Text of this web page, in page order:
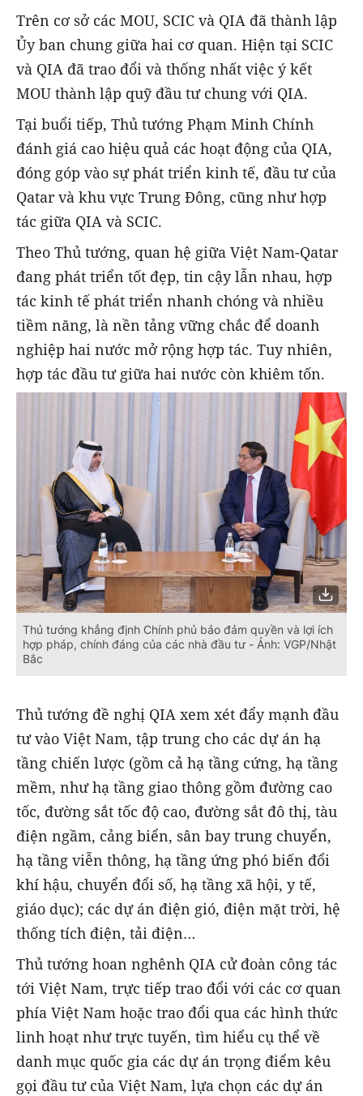
Trên cơ sở các MOU, SCIC và QIA đã thành lập
Ủy ban chung giữa hai cơ quan. Hiện tại SCIC
và QIA đã trao đổi và thống nhất việc ý kết
MOU thành lập quỹ đầu tư chung với QIA.
Tại buổi tiếp, Thủ tướng Phạm Minh Chính
đánh giá cao hiệu quả các hoạt động của QIA,
đóng góp vào sự phát triển kinh tế, đầu tư của
Qatar và khu vực Trung Đông, cũng như hợp
tác giữa QIA và SCIC.
Theo Thủ tướng, quan hệ giữa Việt Nam-Qatar
đang phát triển tốt đẹp, tin cậy lẫn nhau, hợp
tác kinh tế phát triển nhanh chóng và nhiều
tiềm năng, là nền tảng vững chắc để doanh
nghiệp hai nước mở rộng hợp tác. Tuy nhiên,
hợp tác đầu tư giữa hai nước còn khiêm tốn.
Thủ tướng khẳng định Chính phủ bảo đảm quyền và lợi ích
hợp pháp, chính đáng của các nhà đầu tư - Ảnh: VGP/Nhật
Bắc
Thủ tướng đề nghị QIA xem xét đẩy mạnh đầu
tư vào Việt Nam, tập trung cho các dự án hạ
tầng chiến lược (gồm cả hạ tầng cứng, hạ tầng
mềm, như hạ tầng giao thông gồm đường cao
tốc, đường sắt tốc độ cao, đường sắt đô thị, tàu
điện ngầm, cảng biển, sân bay trung chuyển,
hạ tầng viễn thông, hạ tầng ứng phó biến đổi
khí hậu, chuyển đổi số, hạ tầng xã hội, y tế,
giáo dục); các dự án điện gió, điện mặt trời, hệ
thống tích điện, tải điện…
Thủ tướng hoan nghênh QIA cử đoàn công tác
tới Việt Nam, trực tiếp trao đổi với các cơ quan
phía Việt Nam hoặc trao đổi qua các hình thức
linh hoạt như trực tuyến, tìm hiểu cụ thể về
danh mục quốc gia các dự án trọng điểm kêu
gọi đầu tư của Việt Nam, lựa chọn các dự án